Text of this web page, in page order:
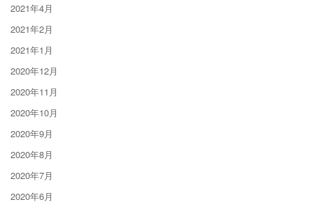
2021年4月
2021年2月
2021年1月
2020年12月
2020年11月
2020年10月
2020年9月
2020年8月
2020年7月
2020年6月